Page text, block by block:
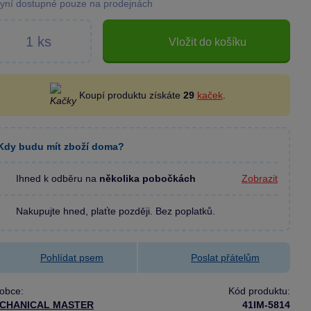
dostupné pouze na prodejnách
Vložit do košíku
Koupí produktu získáte 29 kaček.
budu mít zboží doma?
Ihned k odběru na několika pobočkách Zobrazit
Nakupujte hned, plaťte později. Bez poplatků.
Pohlídat psem Poslat přátelům
MASTER
Kód produktu:
41IM-5814